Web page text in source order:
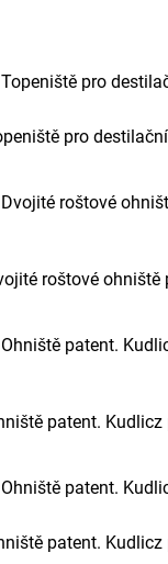
pro
roštové ohniště
patent.
patent.